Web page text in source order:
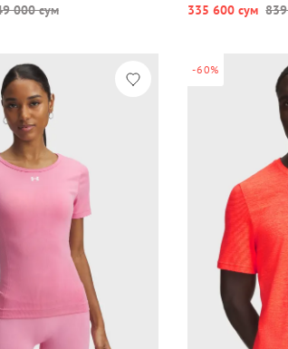
000 сум 335 600 сум
-60%